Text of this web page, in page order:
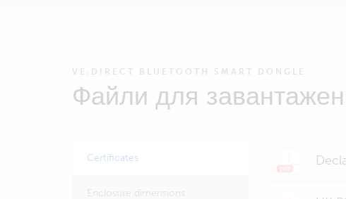
VE.DIRECT BLUETOOTH SMART DONGLE
Файли для
Certificates